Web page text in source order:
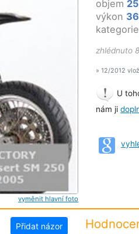
vyměnit hlavní foto
objem
výkon
zhlédnuto
» 12/2012
U
nám ji
Přidat názor